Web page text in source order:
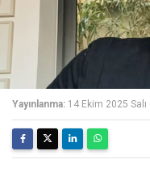
Yayınlanma: 14 Ekim 2025